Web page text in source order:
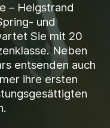
– Helgstrand
und
Sie mit 20
Neben
entsenden auch
ihre ersten